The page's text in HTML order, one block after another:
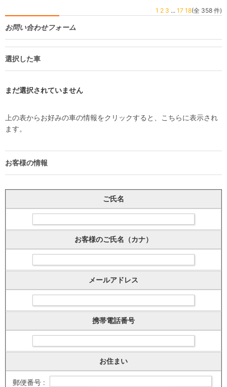
1 2 3 ... 17 18(全 358 件)
お問い合わせフォーム
選択した車
まだ選択されていません
上の表からお好みの車の情報をクリックすると、こちらに表示され
ます。
お客様の情報
ご氏名
お客様のご氏名（カナ）
メールアドレス
携帯電話番号
お住まい
郵便番号 :